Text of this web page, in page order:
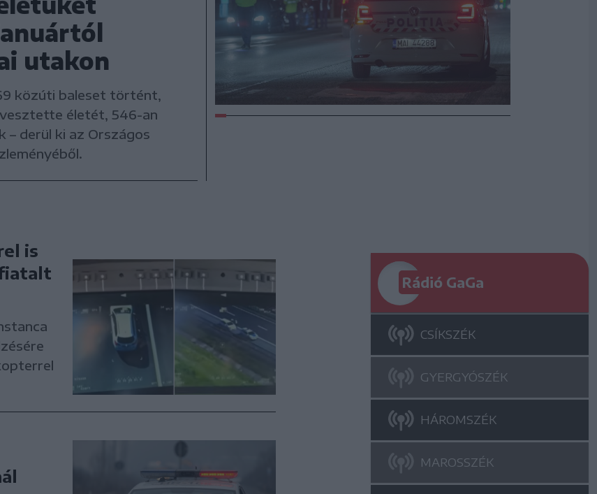
utakon
közúti baleset történt,
életét, 546-an
– derül ki az Országos
is
Rádió GaGa
CSÍKSZÉK
GYERGYÓSZÉK
HÁROMSZÉK
MAROSSZÉK